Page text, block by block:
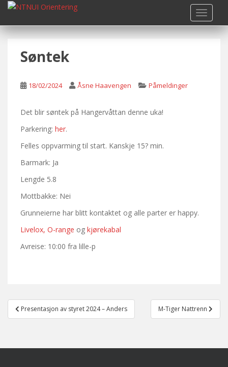
i
Søntek
18/02/2024 Åsne Haavengen Påmeldinger
Det blir søntek på Hangervåttan denne uka!
Parkering: her.
Felles oppvarming til start. Kanskje 15? min.
Barmark: Ja
Lengde 5.8
Mottbakke: Nei
Grunneierne har blitt kontaktet og alle parter er happy.
Livelox, O-range og kjørekabal
Avreise: 10:00 fra lille-p
Post
navigation
Presentasjon av styret 2024 – Anders M-Tiger Nattrenn